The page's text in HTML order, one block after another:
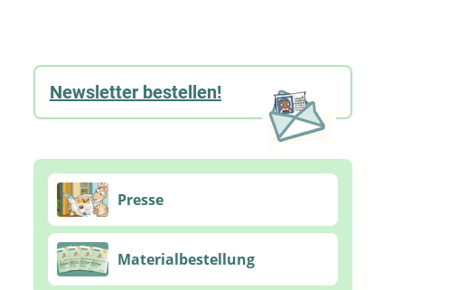
Newsletter bestellen!
Presse
Materialbestellung